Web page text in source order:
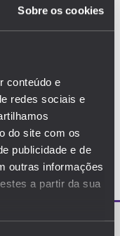
Sobre os cookies
conteúdo e
redes sociais e
do site com os
publicidade e de
outras informações
a partir da sua
DECOMPOSIÇÃO